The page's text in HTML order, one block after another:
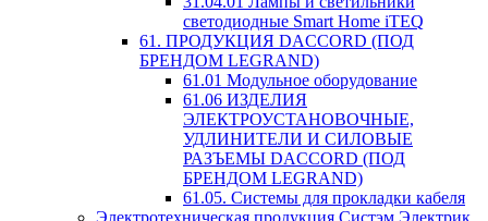
светодиодные Smart Home iTEQ
61. ПРОДУКЦИЯ DACCORD (ПОД
БРЕНДОМ LEGRAND)
61.01 Модульное оборудование
61.06 ИЗДЕЛИЯ
ЭЛЕКТРОУСТАНОВОЧНЫЕ,
УДЛИНИТЕЛИ И СИЛОВЫЕ
РАЗЪЕМЫ DACCORD (ПОД
БРЕНДОМ LEGRAND)
61.05. Системы для прокладки кабеля
Электротехническая продукция Систэм Электрик